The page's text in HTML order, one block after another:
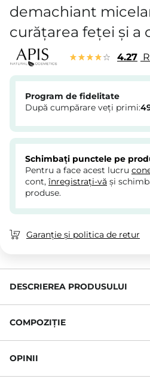
demachiant
curățarea feței și a
4.27
Program de fidelitate
După cumpărare veți primi:
Schimbați punctele pe
Pentru a face acest lucru
cont, înregistrați-vă și
produse.
Garanție și politica de retur
DESCRIEREA PRODUSULUI
COMPOZIŢIE
OPINII